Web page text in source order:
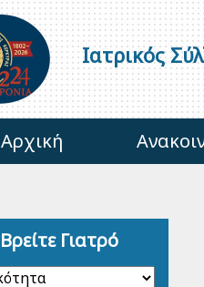
Ιατρικός
Αρχική
Βρείτε Γιατρό